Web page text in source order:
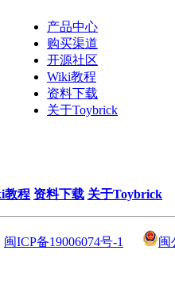
产品中心
购买渠道
开源社区
Wiki教程
资料下载
关于Toybrick
教程 资料下载 关于Toybrick
闽ICP备19006074号-1 闽